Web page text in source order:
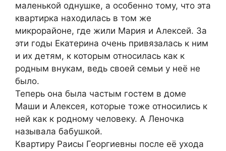
маленькой однушке, а особенно тому, что эта
квартирка находилась в том же
микрорайоне, где жили Мария и Алексей. За
эти годы Екатерина очень привязалась к ним
и их детям, к которым относилась как к
родным внукам, ведь своей семьи у неё не
было.
Теперь она была частым гостем в доме
Маши и Алексея, которые тоже относились к
ней как к родному человеку. А Леночка
называла бабушкой.
Квартиру Раисы Георгиевны после её ухода